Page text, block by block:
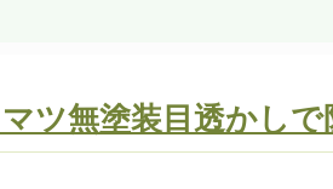
マツ無塗装目透かし